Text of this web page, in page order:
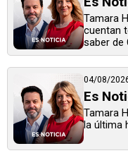
Tamara
cuentan
saber de
04/08/
Es
Tamara
la última